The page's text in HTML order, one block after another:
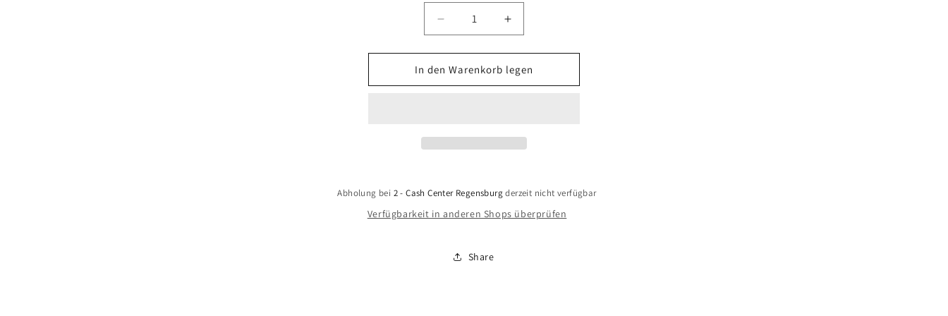
Anzahl
Verringere
die
Menge
für
Age
(PlayStation
Erhöhe
die
Menge
für
Age
(PlayStation
In den Warenkorb legen
Abholung bei 2 - Cash Center Regensburgderzeit nicht verfügbar
Verfügbarkeit in anderen Shops überprüfen
Share